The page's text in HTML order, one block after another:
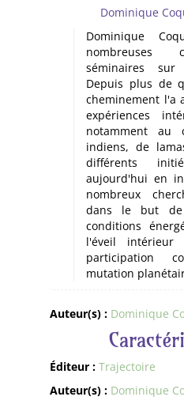
Dominique
Dominique
nombreuses
séminaires
Depuis plus de
cheminement l'a
expériences
notamment au
indiens, de
différents
aujourd'hui en
nombreux
dans le but de
conditions
l'éveil
participation
mutation
Auteur(s) : Dominique
Éditeur : Trajectoire
Auteur(s) : Dominique